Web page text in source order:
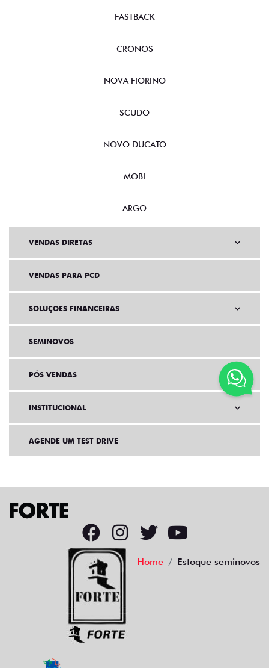
FASTBACK
CRONOS
NOVA FIORINO
SCUDO
NOVO DUCATO
MOBI
ARGO
VENDAS DIRETAS
VENDAS PARA PCD
SOLUÇÕES FINANCEIRAS
SEMINOVOS
PÓS VENDAS
INSTITUCIONAL
AGENDE UM TEST DRIVE
Home Estoque seminovos